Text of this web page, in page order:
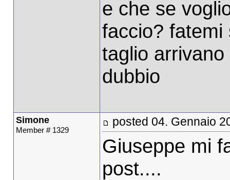
e che se
faccio? fatemi
taglio
dubbio
Simone
Member # 1329
posted 04. Gennaio
Giuseppe mi
post....